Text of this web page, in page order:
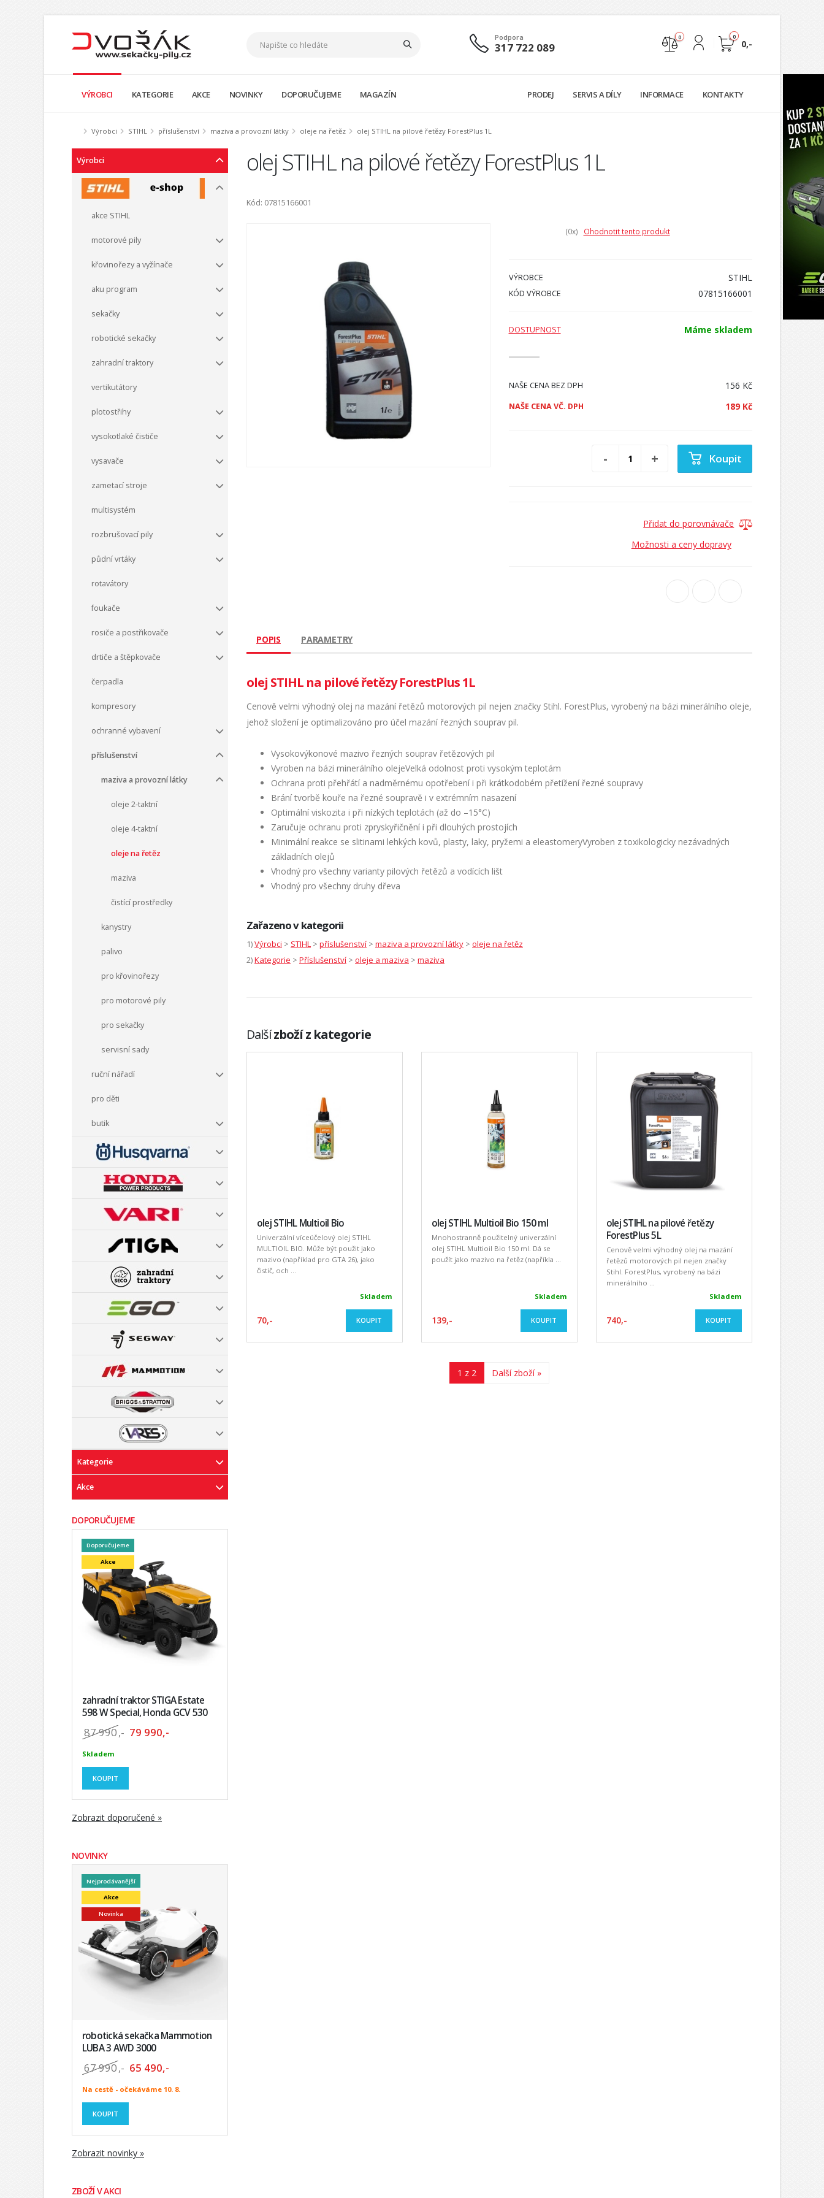
Podpora
317 722 089
0
0,-
0
VÝROBCI KATEGORIE AKCE NOVINKY DOPORUČUJEME MAGAZÍN PRODEJ SERVIS A DÍLY INFORMACE KONTAKTY
Výrobci STIHL příslušenství maziva a provozní látky oleje na řetěz olej STIHL na pilové řetězy ForestPlus 1L
Výrobci
akce STIHL
motorové pily
křovinořezy a vyžínače
aku program
sekačky
robotické sekačky
zahradní traktory
vertikutátory
plotostřihy
vysokotlaké čističe
vysavače
zametací stroje
multisystém
rozbrušovací pily
půdní vrtáky
rotavátory
foukače
rosiče a postřikovače
drtiče a štěpkovače
čerpadla
kompresory
ochranné vybavení
příslušenství
maziva a provozní látky
oleje 2-taktní
oleje 4-taktní
oleje na řetěz
maziva
čistící prostředky
kanystry
palivo
pro křovinořezy
pro motorové pily
pro sekačky
servisní sady
ruční nářadí
pro děti
butik
Kategorie
Akce
DOPORUČUJEME
Doporučujeme
Akce
zahradní traktor STIGA Estate
598 W Special, Honda GCV 530
87 990,- 79 990,-
Skladem
KOUPIT
Zobrazit doporučené »
NOVINKY
Nejprodávanější
Akce
Novinka
robotická sekačka Mammotion
LUBA 3 AWD 3000
67 990,- 65 490,-
Na cestě - očekáváme 10. 8.
KOUPIT
Zobrazit novinky »
ZBOŽÍ V AKCI
olej STIHL na pilové řetězy ForestPlus 1L
Kód: 07815166001
(0x) Ohodnotit tento produkt
VÝROBCE STIHL
KÓD VÝROBCE 07815166001
DOSTUPNOST Máme skladem
NAŠE CENA BEZ DPH 156 Kč
NAŠE CENA VČ. DPH 189 Kč
Koupit
Přidat do porovnávače
Možnosti a ceny dopravy
POPIS PARAMETRY
olej STIHL na pilové řetězy ForestPlus 1L
Cenově velmi výhodný olej na mazání řetězů motorových pil nejen značky Stihl. ForestPlus, vyrobený na bázi minerálního oleje,
jehož složení je optimalizováno pro účel mazání řezných souprav pil.
Vysokovýkonové mazivo řezných souprav řetězových pil
Vyroben na bázi minerálního olejeVelká odolnost proti vysokým teplotám
Ochrana proti přehřátí a nadměrnému opotřebení i při krátkodobém přetížení řezné soupravy
Brání tvorbě kouře na řezné soupravě i v extrémním nasazení
Optimální viskozita i při nízkých teplotách (až do –15°C)
Zaručuje ochranu proti zpryskyřičnění i při dlouhých prostojích
Minimální reakce se slitinami lehkých kovů, plasty, laky, pryžemi a eleastomeryVyroben z toxikologicky nezávadných
základních olejů
Vhodný pro všechny varianty pilových řetězů a vodících lišt
Vhodný pro všechny druhy dřeva
Zařazeno v kategorii
1)Výrobci > STIHL > příslušenství > maziva a provozní látky > oleje na řetěz
2)Kategorie > Příslušenství > oleje a maziva > maziva
Dalšízboží z kategorie
olej STIHL Multioil Bio
Univerzální víceúčelový olej STIHL
MULTIOIL BIO. Může být použit jako
mazivo (například pro GTA 26), jako
čistič, och ...
Skladem
70,- KOUPIT
olej STIHL Multioil Bio 150 ml
Mnohostranně použitelný univerzální
olej STIHL Multioil Bio 150 ml. Dá se
použít jako mazivo na řetěz (napříkla ...
Skladem
139,- KOUPIT
olej STIHL na pilové řetězy
ForestPlus 5L
Cenově velmi výhodný olej na mazání
řetězů motorových pil nejen značky
Stihl. ForestPlus, vyrobený na bázi
minerálního ...
Skladem
740,- KOUPIT
1 z 2 Další zboží »